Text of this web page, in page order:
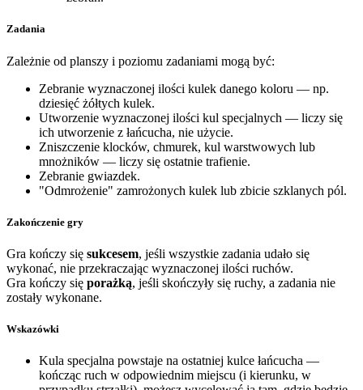
Zadania
Zależnie od planszy i poziomu zadaniami mogą być:
Zebranie wyznaczonej ilości kulek danego koloru — np.
dziesięć żółtych kulek.
Utworzenie wyznaczonej ilości kul specjalnych — liczy się
ich utworzenie z łańcucha, nie użycie.
Zniszczenie klocków, chmurek, kul warstwowych lub
mnożników — liczy się ostatnie trafienie.
Zebranie gwiazdek.
"Odmrożenie" zamrożonych kulek lub zbicie szklanych pól.
Zakończenie gry
Gra kończy się sukcesem, jeśli wszystkie zadania udało się
wykonać, nie przekraczając wyznaczonej ilości ruchów.
Gra kończy się porażką, jeśli skończyły się ruchy, a zadania nie
zostały wykonane.
Wskazówki
Kula specjalna powstaje na ostatniej kulce łańcucha —
kończąc ruch w odpowiednim miejscu (i kierunku, w